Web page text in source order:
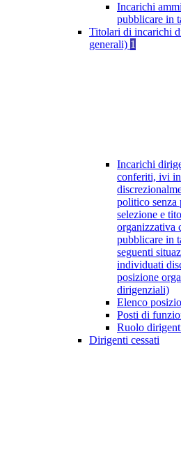
Incarichi
pubblicare in
Titolari di incarichi
generali) 1
Incarichi
conferiti, ivi
politico senza
selezione e
organizzativa
pubblicare in
seguenti
individuati
posizione
dirigenziali)
Elenco
Posti di
Ruolo
Dirigenti cessati